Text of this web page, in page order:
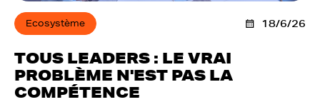
Ecosystème 18/6/26
TOUS LEADERS : LE VRAI
PROBLÈME N'EST PAS LA
COMPÉTENCE